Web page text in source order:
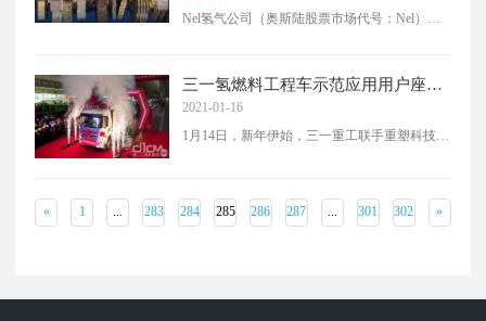
Nel氢气公司（奥斯陆股票市场代号：Nel）的
西班牙的一个绿色化肥项目提供一台20兆瓦的
质子膜（PEM）水电解制氢设备。2020年11月3
日证券交易所公告显示中Nel已被选为此项目的
首选供应商。
三一氢燃料工程车示范应用用户座谈
会成功召开
2021-01-16
1月14日，新年伊始，三一重工联手重塑科技在
« 1 283 284 285 286 287 301 302 »